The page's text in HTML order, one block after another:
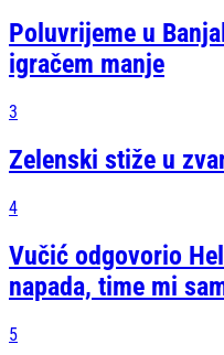
Poluvrijeme u
igračem manje
3
Zelenski stiže u
4
Vučić odgovorio
napada, time mi
5